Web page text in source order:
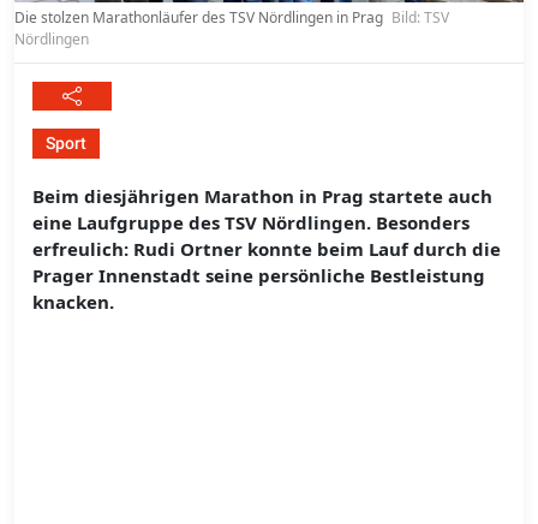
Die stolzen Marathonläufer des TSV Nördlingen in Prag Bild: TSV
Nördlingen
Sport
Beim diesjährigen Marathon in Prag startete auch
eine Laufgruppe des TSV Nördlingen. Besonders
erfreulich: Rudi Ortner konnte beim Lauf durch die
Prager Innenstadt seine persönliche Bestleistung
knacken.